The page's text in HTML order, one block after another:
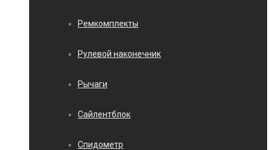
Ремкомплекты
Рулевой наконечник
Рычаги
Сайлентблок
Спидометр